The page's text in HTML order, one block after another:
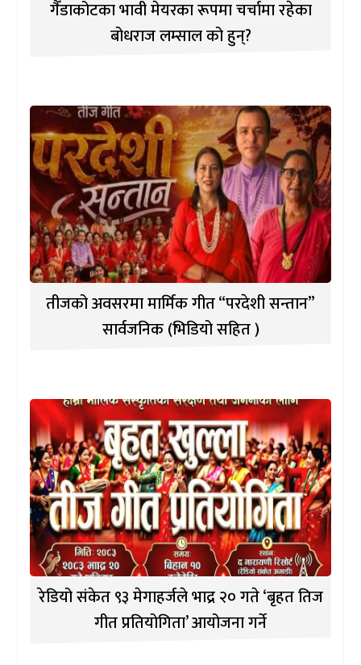
गैँडाकोटका भावी मेयरका रूपमा चर्चामा रहेका
बोधराज लम्साल को हुन्?
तीजको अवसरमा मार्मिक गीत “परदेशी सन्तान”
सार्वजनिक (भिडियो सहित )
रेडियो संकेत ९३ मेगाहर्जले भाद्र २० गते ‘बृहत तिज
गीत प्रतियोगिता’ आयोजना गर्ने